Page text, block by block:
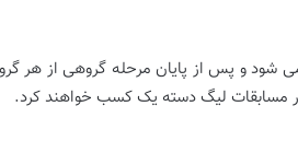
فوتسال دسته دوم زنان کشور در ۶ گروه برگزار می شود و پس از پایان مرحله گروهی از هر